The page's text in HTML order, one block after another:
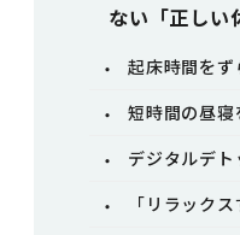
ない「正しい
起床時間を
短時間の昼寝
デジタルデ
「リラック